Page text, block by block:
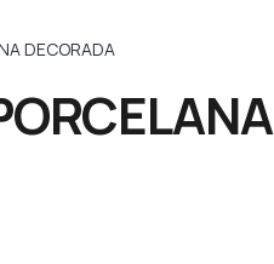
DECORADA